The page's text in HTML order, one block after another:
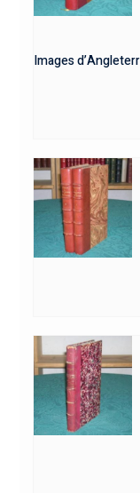
Images